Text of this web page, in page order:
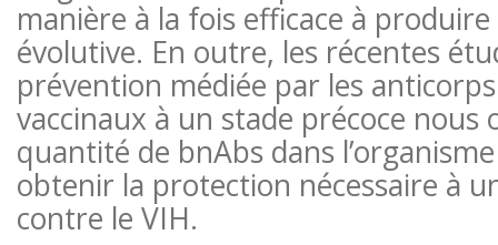
manière à la fois efficace à
évolutive. En outre, les récentes
prévention médiée par les
vaccinaux à un stade précoce nous
quantité de bnAbs dans
obtenir la protection nécessaire à
contre le VIH.